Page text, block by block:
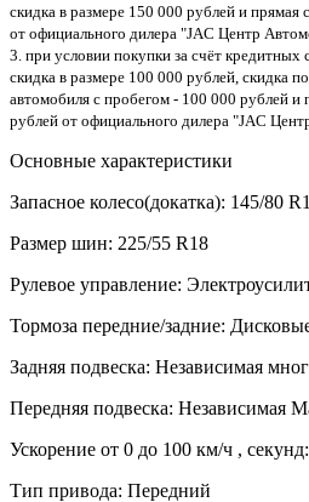
скидка в размере 150 000 рублей и прямая
от официального дилера "JAC Центр
3. при условии покупки за счёт кредитных
скидка в размере 100 000 рублей, скидка
автомобиля с пробегом - 100 000 рублей и
рублей от официального дилера "JAC
Основные характеристики
Запасное колесо(докатка): 145/80
Размер шин: 225/55 R18
Рулевое управление:
Тормоза передние/задние:
Задняя подвеска: Независимая
Передняя подвеска: Независимая
Ускорение от 0 до 100 км/ч , секунд:
Тип привода: Передний